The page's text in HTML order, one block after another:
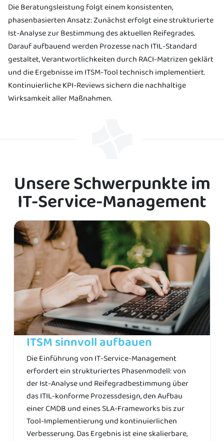
Die Beratungsleistung folgt einem konsistenten,
phasenbasierten Ansatz: Zunächst erfolgt eine strukturierte
Ist-Analyse zur Bestimmung des aktuellen Reifegrades.
Darauf aufbauend werden Prozesse nach ITIL-Standard
gestaltet, Verantwortlichkeiten durch RACI-Matrizen geklärt
und die Ergebnisse im ITSM-Tool technisch implementiert.
Kontinuierliche KPI-Reviews sichern die nachhaltige
Wirksamkeit aller Maßnahmen.
Unsere Schwerpunkte im
IT-Service-Management
ITSM sinnvoll aufbauen
Die Einführung von IT-Service-Management
erfordert ein strukturiertes Phasenmodell: von
der Ist-Analyse und Reifegradbestimmung über
das ITIL-konforme Prozessdesign, den Aufbau
einer CMDB und eines SLA-Frameworks bis zur
Tool-Implementierung und kontinuierlichen
Verbesserung. Das Ergebnis ist eine skalierbare,